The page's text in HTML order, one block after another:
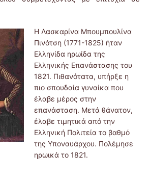
Η Λασκαρίνα Μπουμπουλίνα
Πινότση (1771-1825) ήταν
Ελληνίδα ηρωίδα της
Ελληνικής Επανάστασης του
1821. Πιθανότατα, υπήρξε η
πιο σπουδαία γυναίκα που
έλαβε μέρος στην
επανάσταση. Μετά θάνατον,
έλαβε τιμητικά από την
Ελληνική Πολιτεία το βαθμό
της Υποναυάρχου. Πολέμησε
ηρωικά το 1821.